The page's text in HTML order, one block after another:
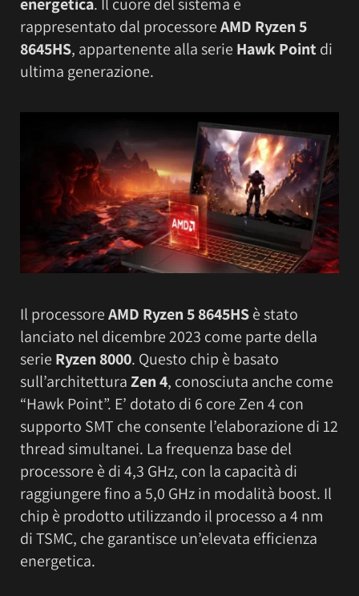
rappresentato dal processoreAMD Ryzen 5
8645HS, appartenente alla serie Hawk Point di
ultima generazione.
Il processoreAMD Ryzen 5 8645HSè stato
lanciato nel dicembre 2023 come parte della
serie Ryzen 8000. Questo chip è basato
sull’architetturaZen 4, conosciuta anche come
“Hawk Point”. E’ dotato di 6 core Zen 4 con
supporto SMT che consente l’elaborazione di 12
thread simultanei. La frequenza base del
processore è di 4,3 GHz, con la capacità di
raggiungere fino a 5,0 GHz in modalità boost. Il
chip è prodotto utilizzando il processo a 4 nm
di TSMC, che garantisce un’elevata efficienza
energetica.